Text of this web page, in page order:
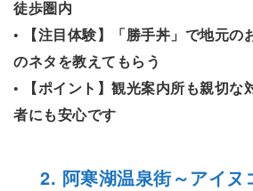
徒歩圏内
• 【注目体験】「勝手丼」で地元の
のネタを教えてもらう
• 【ポイント】観光案内所も親切な
者にも安心です
2. 阿寒湖温泉街～アイヌ